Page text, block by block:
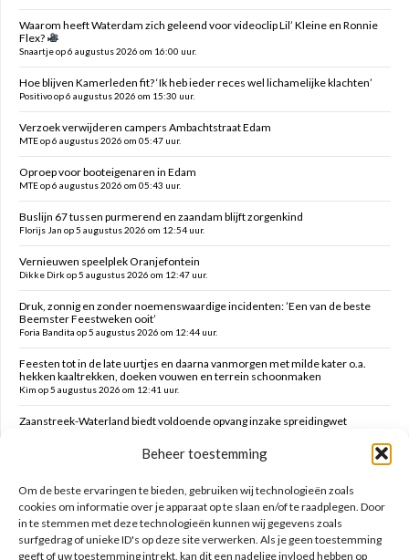
Beheer toestemming
Om de beste ervaringen te bieden, gebruiken wij technologieën zoals
cookies om informatie over je apparaat op te slaan en/of te raadplegen. Door
in te stemmen met deze technologieën kunnen wij gegevens zoals
surfgedrag of unieke ID's op deze site verwerken. Als je geen toestemming
geeft of uw toestemming intrekt, kan dit een nadelige invloed hebben op
Waarom heeft Waterdam zich geleend voor videoclip Lil’ Kleine en Ronnie
Flex?
Snaartje op 6 augustus 2026 om 16:00 uur.
Hoe blijven Kamerleden fit? ‘Ik heb ieder reces wel lichamelijke klachten’
Positivo op 6 augustus 2026 om 15:30 uur.
Verzoek verwijderen campers Ambachtstraat Edam
MTE op 6 augustus 2026 om 05:47 uur.
Oproep voor booteigenaren in Edam
MTE op 6 augustus 2026 om 05:43 uur.
Buslijn 67 tussen purmerend en zaandam blijft zorgenkind
Florijs Jan op 5 augustus 2026 om 12:54 uur.
Vernieuwen speelplek Oranjefontein
Dikke Dirk op 5 augustus 2026 om 12:47 uur.
Druk, zonnig en zonder noemenswaardige incidenten: ’Een van de beste
Beemster Feestweken ooit’
Foria Bandita op 5 augustus 2026 om 12:44 uur.
Feesten tot in de late uurtjes en daarna vanmorgen met milde kater o.a.
hekken kaaltrekken, doeken vouwen en terrein schoonmaken
Kim op 5 augustus 2026 om 12:41 uur.
Zaanstreek-Waterland biedt voldoende opvang inzake spreidingwet
Zoeken op deze site